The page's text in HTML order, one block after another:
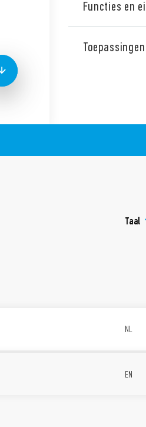
Functies en
6 A,
Toepassingen
Taal
NL
EN